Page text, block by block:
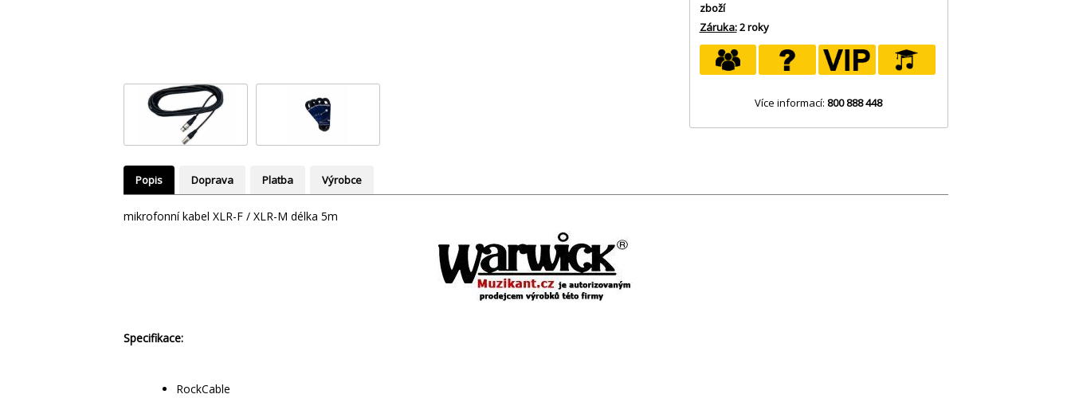
zboží
Záruka:2 roky
Více informací: 800 888 448
Popis Doprava Platba Výrobce
mikrofonní kabel XLR-F / XLR-M délka 5m
Specifikace:
RockCable